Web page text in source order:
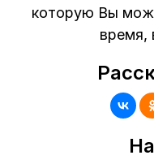
которую Вы
время,